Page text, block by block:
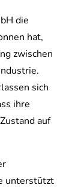
die
hat,
zwischen
sich
ihre
auf
unterstützt